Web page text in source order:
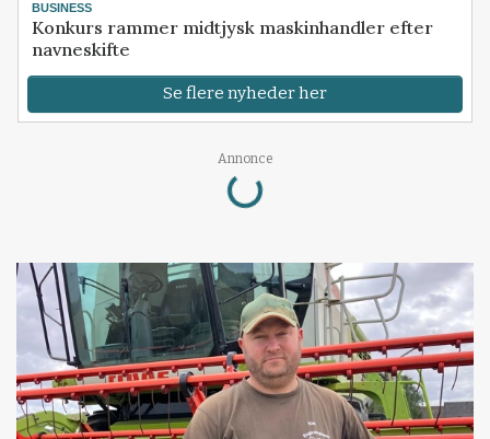
BUSINESS
Konkurs rammer midtjysk maskinhandler efter
navneskifte
Se flere nyheder her
Annonce
Loading...